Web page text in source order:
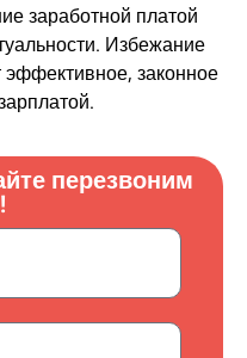
заработной платой
Избежание
законное
перезвоним